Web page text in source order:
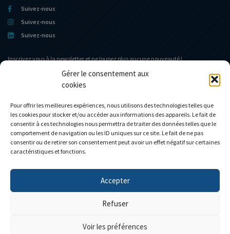
Gérer le consentement aux
cookies
Pour offrir les meilleures expériences, nous utilisons des technologies telles que
les cookies pour stocker et/ou accéder aux informations des appareils. Le fait de
consentir à ces technologies nous permettra de traiter des données telles que le
comportement de navigation ou les ID uniques sur ce site. Le fait de ne pas
consentir ou de retirer son consentement peut avoir un effet négatif sur certaines
caractéristiques et fonctions.
Accepter
Refuser
Voir les préférences
Suivez-nous
Suivez-nous
Suivez-nous
Inscrivez vous à la newsletter et ne loupez plus aucune nouveauté !
Le Club Eligor
La boutique
Modèles personnalisés
Contact
Mon compte
Mon panier
Personnalisez votre camion